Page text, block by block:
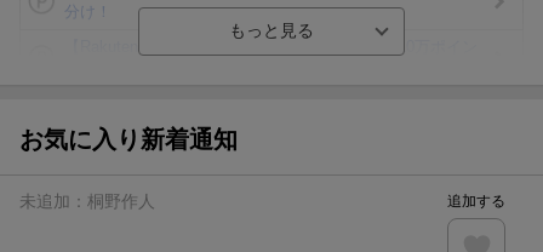
分け！
が当たる！
楽天モバイル紹介キャンペーンの拡散で300円OFFクーポン
お気に入り新着通知
未追加： 桐野作人 追加する